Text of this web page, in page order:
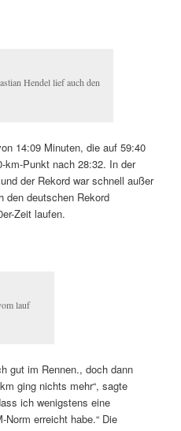
Hendel lief auch den
14:09 Minuten, die auf 59:40
km-Punkt nach 28:32. In der
der Rekord war schnell außer
den deutschen Rekord
Zeit laufen.
lauf
gut im Rennen., doch dann
ging nichts mehr“, sagte
ich wenigstens eine
erreicht habe.“ Die